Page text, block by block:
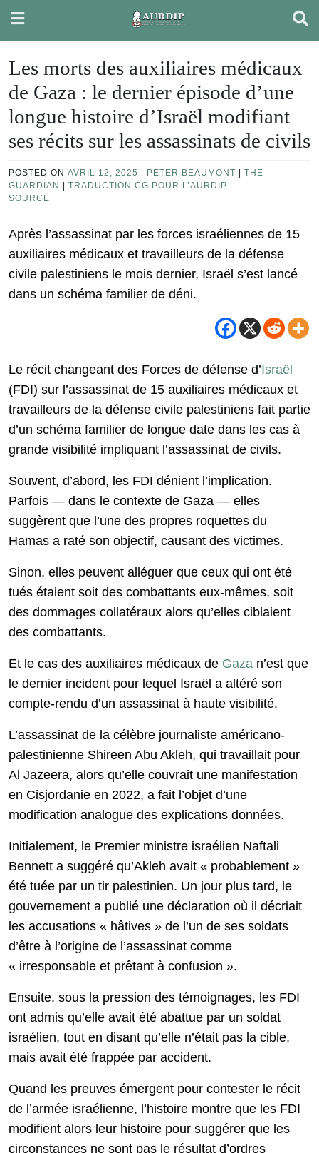
content
Les morts des auxiliaires médicaux
de Gaza : le dernier épisode d’une
longue histoire d’Israël modifiant
ses récits sur les assassinats de civils
POSTED ON AVRIL 12, 2025 PETER BEAUMONT
THE
GUARDIAN
TRADUCTION CG POUR L’AURDIP
SOURCE
Après l’assassinat par les forces israéliennes de 15
auxiliaires médicaux et travailleurs de la défense
civile palestiniens le mois dernier, Israël s’est lancé
dans un schéma familier de déni.
Le récit changeant des Forces de défense d’Israël
(FDI) sur l’assassinat de 15 auxiliaires médicaux et
travailleurs de la défense civile palestiniens fait partie
d’un schéma familier de longue date dans les cas à
grande visibilité impliquant l’assassinat de civils.
Souvent, d’abord, les FDI dénient l’implication.
Parfois — dans le contexte de Gaza — elles
suggèrent que l’une des propres roquettes du
Hamas a raté son objectif, causant des victimes.
Sinon, elles peuvent alléguer que ceux qui ont été
tués étaient soit des combattants eux-mêmes, soit
des dommages collatéraux alors qu’elles ciblaient
des combattants.
Et le cas des auxiliaires médicaux de Gaza n’est que
le dernier incident pour lequel Israël a altéré son
compte-rendu d’un assassinat à haute visibilité.
L’assassinat de la célèbre journaliste américano-
palestinienne Shireen Abu Akleh, qui travaillait pour
Al Jazeera, alors qu’elle couvrait une manifestation
en Cisjordanie en 2022, a fait l’objet d’une
modification analogue des explications données.
Initialement, le Premier ministre israélien Naftali
Bennett a suggéré qu’Akleh avait « probablement »
été tuée par un tir palestinien. Un jour plus tard, le
gouvernement a publié une déclaration où il décriait
les accusations « hâtives » de l’un de ses soldats
d’être à l’origine de l’assassinat comme
« irresponsable et prêtant à confusion ».
Ensuite, sous la pression des témoignages, les FDI
ont admis qu’elle avait été abattue par un soldat
israélien, tout en disant qu’elle n’était pas la cible,
mais avait été frappée par accident.
Quand les preuves émergent pour contester le récit
de l’armée israélienne, l’histoire montre que les FDI
modifient alors leur histoire pour suggérer que les
circonstances ne sont pas le résultat d’ordres